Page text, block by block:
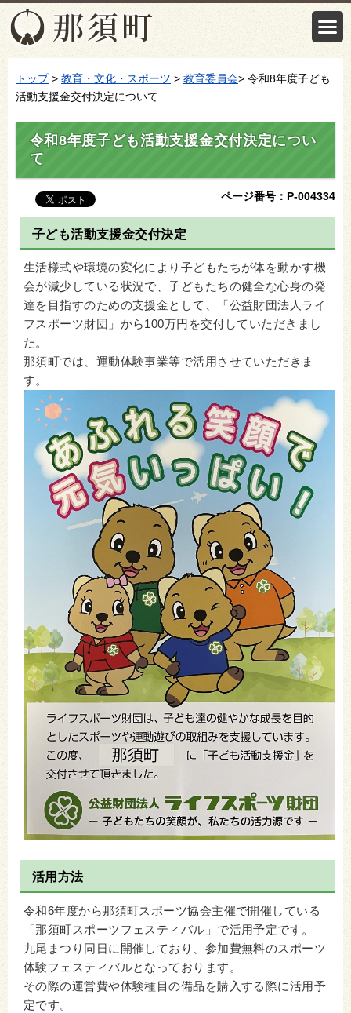
トップ> 教育・文化・スポーツ > 教育委員会> 令和8年度子ども
活動支援金交付決定について
令和8年度子ども活動支援金交付決定につい
て
ページ番号：P-004334
子ども活動支援金交付決定
生活様式や環境の変化により子どもたちが体を動かす機
会が減少している状況で、子どもたちの健全な心身の発
達を目指すのための支援金として、「公益財団法人ライ
フスポーツ財団」から100万円を交付していただきまし
た。
那須町では、運動体験事業等で活用させていただきま
す。
活用方法
令和6年度から那須町スポーツ協会主催で開催している
「那須町スポーツフェスティバル」で活用予定です。
九尾まつり同日に開催しており、参加費無料のスポーツ
体験フェスティバルとなっております。
その際の運営費や体験種目の備品を購入する際に活用予
定です。